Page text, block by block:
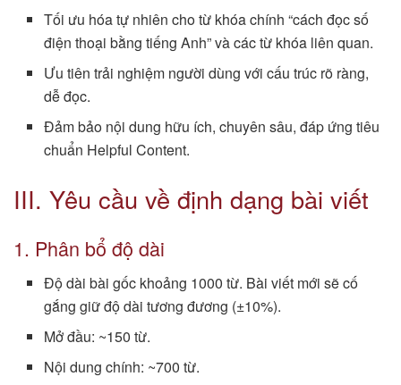
Tối ưu hóa tự nhiên cho từ khóa chính “cách đọc số
điện thoại bằng tiếng Anh” và các từ khóa liên quan.
Ưu tiên trải nghiệm người dùng với cấu trúc rõ ràng,
dễ đọc.
Đảm bảo nội dung hữu ích, chuyên sâu, đáp ứng tiêu
chuẩn Helpful Content.
III. Yêu cầu về định dạng bài viết
1. Phân bổ độ dài
Độ dài bài gốc khoảng 1000 từ. Bài viết mới sẽ cố
gắng giữ độ dài tương đương (±10%).
Mở đầu: ~150 từ.
Nội dung chính: ~700 từ.